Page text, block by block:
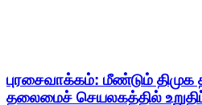
புரசைவாக்கம்: மீண்டும்
தலைமைச் செயலகத்தில்